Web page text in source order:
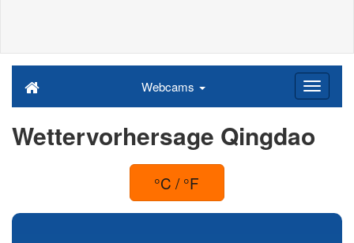
Webcams
Wettervorhersage Qingdao
°C / °F